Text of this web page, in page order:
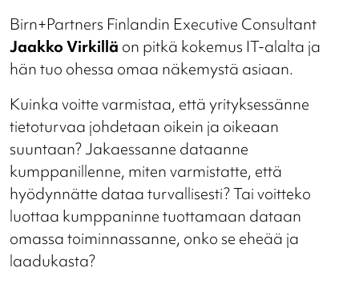
Birn+Partners Finlandin Executive Consultant
Jaakko Virkillä on pitkä kokemus IT-alalta ja
hän tuo ohessa omaa näkemystä asiaan.
Kuinka voitte varmistaa, että yrityksessänne
tietoturvaa johdetaan oikein ja oikeaan
suuntaan?Jakaessanne dataanne
kumppanillenne, miten varmistatte, että
hyödynnätte dataa turvallisesti? Tai voitteko
luottaa kumppaninne tuottamaan dataan
omassa toiminnassanne, onko se eheää ja
laadukasta?